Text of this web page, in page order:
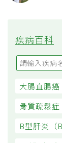
疾病百科